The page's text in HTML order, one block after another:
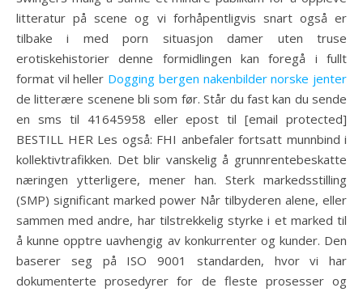
litteratur på scene og vi forhåpentligvis snart også er
tilbake i med porn situasjon damer uten truse
erotiskehistorier denne formidlingen kan foregå i fullt
format vil heller Dogging bergen nakenbilder norske jenter
de litterære scenene bli som før. Står du fast kan du sende
en sms til 41645958 eller epost til [email protected]
BESTILL HER Les også: FHI anbefaler fortsatt munnbind i
kollektivtrafikken. Det blir vanskelig å grunnrentebeskatte
næringen ytterligere, mener han. Sterk markedsstilling
(SMP) significant marked power Når tilbyderen alene, eller
sammen med andre, har tilstrekkelig styrke i et marked til
å kunne opptre uavhengig av konkurrenter og kunder. Den
baserer seg på ISO 9001 standarden, hvor vi har
dokumenterte prosedyrer for de fleste prosesser og